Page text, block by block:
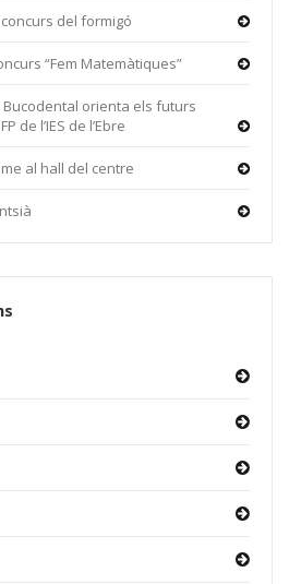
del formigó
“Fem Matemàtiques”
Bucodental orienta els futurs
de l’IES de l’Ebre
al hall del centre